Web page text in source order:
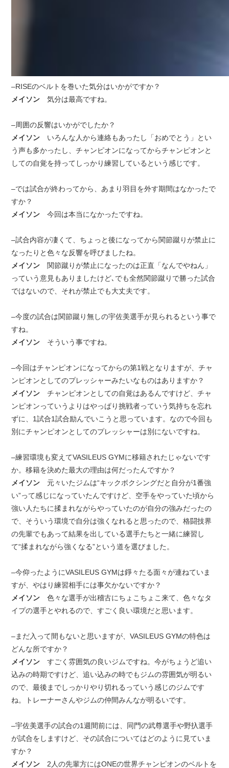
–RISEのベルトを巻いた気分はいかがですか？
メイソン 気分は最高ですね。
–周囲の反響はいかがでしたか？
メイソン いろんな人から連絡もあったし「おめでとう」とい
う声も多かったし、チャンピオンになってからチャンピオンと
しての自覚を持ってしっかり練習しているという感じです。
–では試合が終わってから、あまり羽目を外す期間はなかったで
すか？
メイソン 今回は本当になかったですね。
–試合内容が凄くて、ちょっと後になってから関節蹴りが禁止に
なったりと色々な反響を呼びましたね。
メイソン 関節蹴りが禁止になったのは正直「なんでやねん」
っていう意見もありましたけど､でも全然関節蹴りで勝った試合
ではないので、それが禁止でも大丈夫です。
–今度の試合は関節蹴り無しの宇佐美選手が見られるという事で
すね。
メイソン そういう事ですね。
–今回はチャンピオンになってからの第1戦となりますが、チャ
ンピオンとしてのプレッシャーみたいなものはありますか？
メイソン チャンピオンとしての自覚はあるんですけど、チャ
ンピオンっていうよりはやっぱり挑戦者っていう気持ちを忘れ
ずに、1試合1試合励んでいこうと思っています。なので今回も
別にチャンピオンとしてのプレッシャーは別にないですね。
–練習環境も変えてVASILEUS GYMに移籍されたじゃないです
か。移籍を決めた最大の理由は何だったんですか？
メイソン 元々いたジムは“キックボクシングだと自分が1番強
い”って感じになっていたんですけど、空手をやっていた頃から
強い人たちに揉まれながらやっていたのが自分の強みだったの
で、そういう環境で自分は強くなれると思ったので、格闘技界
の先輩でもあって結果を出している選手たちと一緒に練習し
て“揉まれながら強くなる”という道を選びました。
–今仰ったようにVASILEUS GYMは錚々たる面々が連ねていま
すが、やはり練習相手には事欠かないですか？
メイソン 色々な選手が出稽古にちょこちょこ来て、色々なタ
イプの選手とやれるので、すごく良い環境だと思います。
–まだ入って間もないと思いますが、VASILEUS GYMの特色は
どんな所ですか？
メイソン すごく雰囲気の良いジムですね。今がちょうど追い
込みの時期ですけど、追い込みの時でもジムの雰囲気が明るい
ので、最後までしっかりやり切れるっていう感じのジムです
ね。トレーナーさんやジムの仲間みんなが明るいです。
–宇佐美選手の試合の1週間前には、同門の武尊選手や野扖選手
が試合をしますけど、その試合についてはどのように見ていま
すか？
メイソン 2人の先輩方にはONEの世界チャンピオンのベルトを